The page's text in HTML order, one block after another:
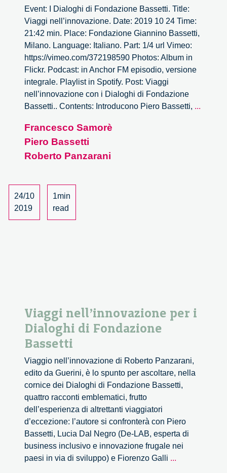
Event: I Dialoghi di Fondazione Bassetti. Title:
Viaggi nell’innovazione. Date: 2019 10 24 Time:
21:42 min. Place: Fondazione Giannino Bassetti,
Milano. Language: Italiano. Part: 1/4 url Vimeo:
https://vimeo.com/372198590 Photos: Album in
Flickr. Podcast: in Anchor FM episodio, versione
integrale. Playlist in Spotify. Post: Viaggi
nell’innovazione con i Dialoghi di Fondazione
Bassetti.. Contents: Introducono Piero Bassetti, ...
Francesco Samorè
Piero Bassetti
Roberto Panzarani
24/10
2019
1min
read
Viaggi nell’innovazione per i
Dialoghi di Fondazione
Bassetti
Viaggio nell’innovazione di Roberto Panzarani,
edito da Guerini, è lo spunto per ascoltare, nella
cornice dei Dialoghi di Fondazione Bassetti,
quattro racconti emblematici, frutto
dell’esperienza di altrettanti viaggiatori
d’eccezione: l’autore si confronterà con Piero
Bassetti, Lucia Dal Negro (De-LAB, esperta di
business inclusivo e innovazione frugale nei
paesi in via di sviluppo) e Fiorenzo Galli ...